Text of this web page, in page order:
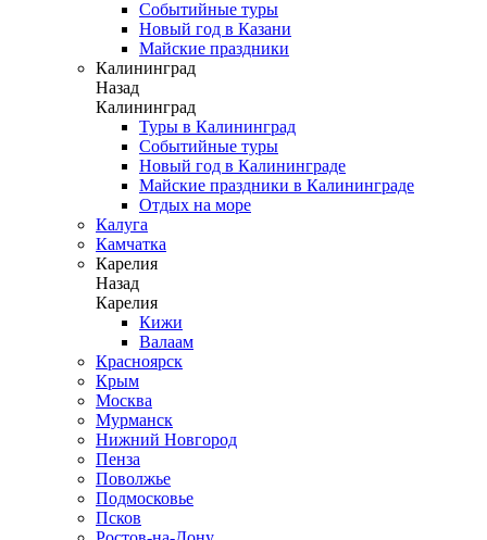
Событийные туры
Новый год в Казани
Майские праздники
Калининград
Назад
Калининград
Туры в Калининград
Событийные туры
Новый год в Калининграде
Майские праздники в Калининграде
Отдых на море
Калуга
Камчатка
Карелия
Назад
Карелия
Кижи
Валаам
Красноярск
Крым
Москва
Мурманск
Нижний Новгород
Пенза
Поволжье
Подмосковье
Псков